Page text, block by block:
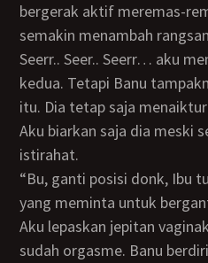
bergerak aktif meremas-
semakin menambah
Seerr.. Seer.. Seerr… aku mengalami orgasme yang
kedua. Tetapi Banu
itu. Dia tetap saja
Aku biarkan saja dia meski sebenarnya aku ingin
istirahat.
“Bu, ganti posisi donk, Ibu turun dulu,” kali ini Banu
yang meminta untuk
Aku lepaskan jepitan vaginaku yang basah karena
sudah orgasme. Banu